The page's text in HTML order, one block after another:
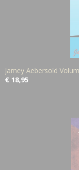
Jamey Aebersold
€ 18,95